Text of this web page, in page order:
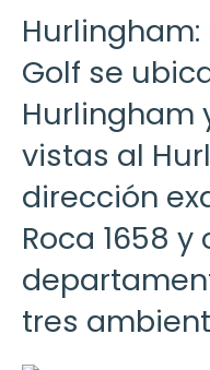
Hurlingham:
Golf se
Hurlingham
vistas al
dirección
Roca 1658
tres